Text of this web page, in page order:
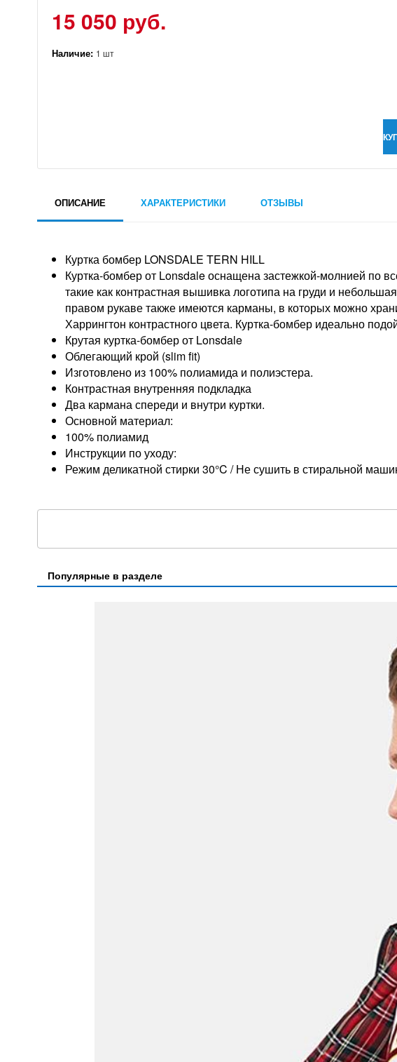
15 050 руб.
Наличие: 1 шт
ОПИСАНИЕ ХАРАКТЕРИСТИКИ ОТЗЫВЫ
Куртка бомбер LONSDALE TERN HILL
Куртка-бомбер от Lonsdale оснащена застежкой-молнией по
такие как контрастная вышивка логотипа на груди и
правом рукаве также имеются карманы, в которых можно
Харрингтон контрастного цвета. Куртка-бомбер идеально
Крутая куртка-бомбер от Lonsdale
Облегающий крой (slim fit)
Изготовлено из 100% полиамида и полиэстера.
Контрастная внутренняя подкладка
Два кармана спереди и внутри куртки.
Основной материал:
100% полиамид
Инструкции по уходу:
Режим деликатной стирки 30°C / Не сушить в стиральной
Популярные в разделе